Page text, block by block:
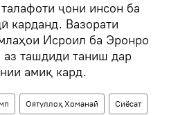
ҷони инсон ба
карданд. Вазорати
Исроил ба Эронро
ташдиди таниш дар
амиқ кард.
Оятуллоҳ Хоманаӣ Сиёсат